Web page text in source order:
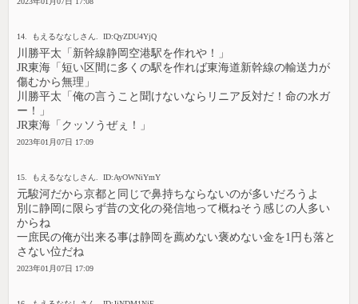
14. もえるななしさん. ID:QyZDU4YjQ
川勝平太「新幹線静岡空港駅を作れや！」
JR東海「短い区間に多くの駅を作れば東海道新幹線の輸送力が
傷むから無理」
川勝平太「俺の言うこと聞けないならリニア反対だ！命の水ガ
ー！」
JR東海「クッソうぜぇ！」
2023年01月07日 17:09
15. もえるななしさん. ID:AyOWNiYmY
元駿河だから京都と同じで鼻持ちならないのが多いだろうよ
別に静岡に限らず昔の文化の発信地って概ねそう感じの人多い
からね
一庶民の俺が出来る事は静岡を薦めない褒めない金を1円も落と
さない位だね
2023年01月07日 17:09